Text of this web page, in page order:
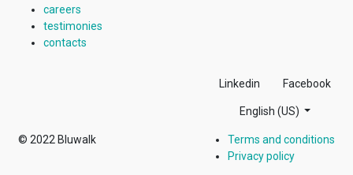
careers
testimonies
contacts
Linkedin Facebook
English (US)
© 2022 Bluwalk
Terms and conditions
Privacy policy